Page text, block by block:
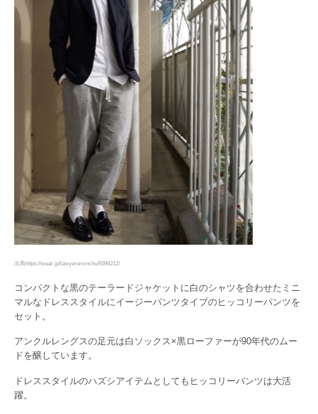
出典https://wear.jp/lawyeruminchu/9394212/
コンパクトな黒のテーラードジャケットに白のシャツを合わせたミニ
マルなドレススタイルにイージーパンツタイプのヒッコリーパンツを
セット。
アンクルレングスの足元は白ソックス×黒ローファーが90年代のムー
ドを醸しています。
ドレススタイルのハズシアイテムとしてもヒッコリーパンツは大活
躍。